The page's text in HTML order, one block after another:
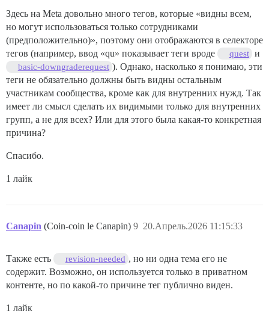
Здесь на Meta довольно много тегов, которые «видны всем,
но могут использоваться только сотрудниками
(предположительно)», поэтому они отображаются в селекторе
тегов (например, ввод «qu» показывает теги вроде
quest и
basic-downgraderequest ). Однако, насколько я понимаю, эти
теги не обязательно должны быть видны остальным
участникам сообщества, кроме как для внутренних нужд. Так
имеет ли смысл сделать их видимыми только для внутренних
групп, а не для всех? Или для этого была какая-то конкретная
причина?
Спасибо.
1 лайк
Canapin (Coin-coin le Canapin) 20.Апрель.2026 11:15:33
9
Также есть revision-needed , но ни одна тема его не
содержит. Возможно, он используется только в приватном
контенте, но по какой-то причине тег публично виден.
1 лайк